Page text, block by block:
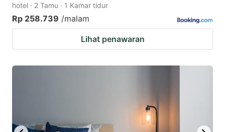
hotel · 2 Tamu · 1 Kamar tidur
Rp 258.739 /malam
Lihat penawaran